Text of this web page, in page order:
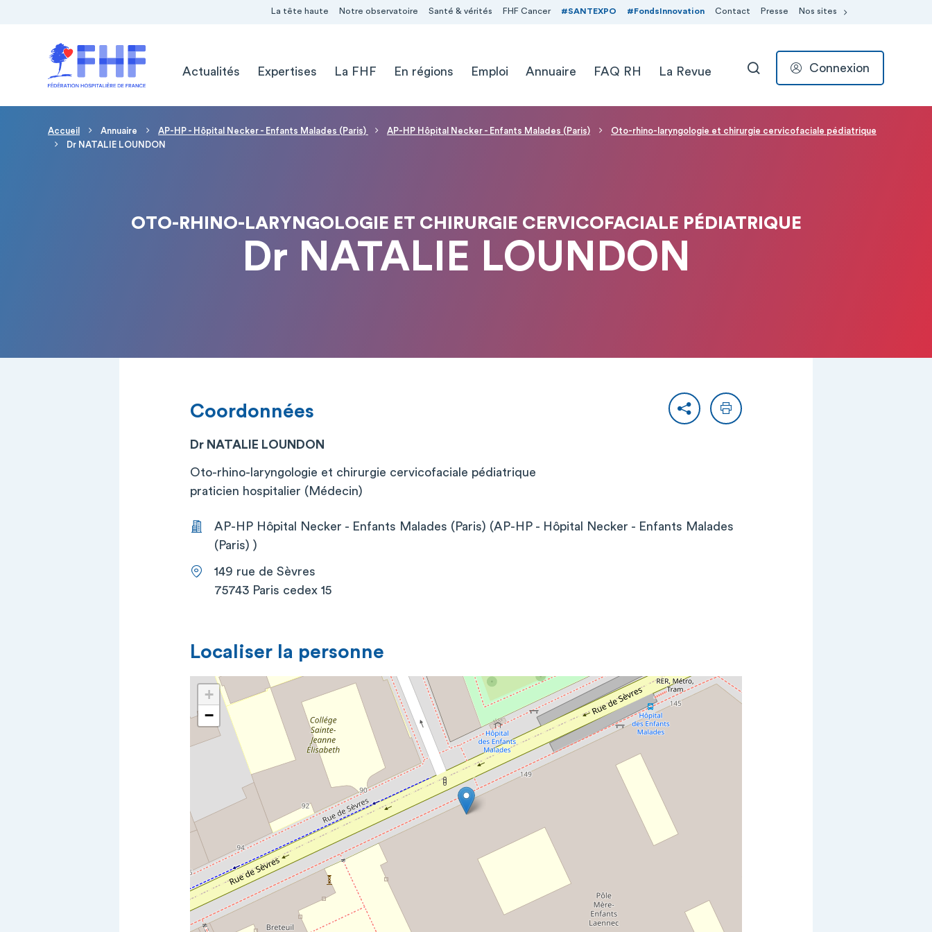
La tête haute Notre observatoire Santé & vérités FHF Cancer #SANTEXPO #FondsInnovation Contact Presse Nos sites
Actualités
Expertises La FHF En régions Emploi Annuaire FAQ RH La Revue RECHERCHER
Connexion
Fil d'Ariane
Accueil Annuaire AP-HP - Hôpital Necker - Enfants Malades (Paris) AP-HP Hôpital Necker - Enfants Malades (Paris)
Oto-rhino-laryngologie et chirurgie cervicofaciale pédiatrique
Dr NATALIE LOUNDON
OTO-RHINO-LARYNGOLOGIE ET CHIRURGIE CERVICOFACIALE PÉDIATRIQUE
Dr NATALIE LOUNDON
PartagerImprimer
Coordonnées
Dr NATALIE LOUNDON
Oto-rhino-laryngologie et chirurgie cervicofaciale pédiatrique
praticien hospitalier (Médecin)
AP-HP Hôpital Necker - Enfants Malades (Paris) (AP-HP - Hôpital Necker - Enfants Malades
(Paris) )
149 rue de Sèvres
75743 Paris cedex 15
Localiser la personne
+
−